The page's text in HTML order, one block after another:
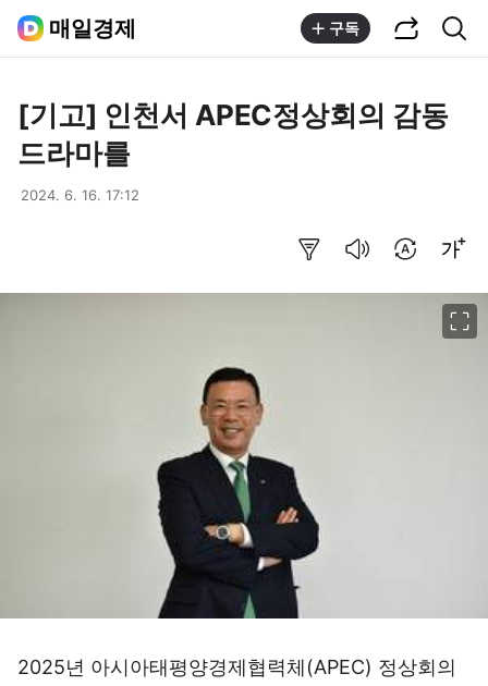
매일경제 구독
[기고] 인천서 APEC정상회의 감동
드라마를
2024. 6. 16. 17:12
2025년 아시아태평양경제협력체(APEC) 정상회의